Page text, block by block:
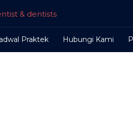
Praktek Hubungi Kami